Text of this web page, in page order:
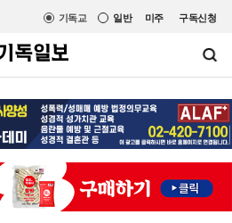
미주 구독신청
일반
기독교